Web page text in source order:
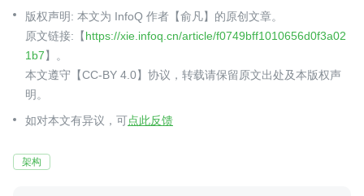
版权声明: 本文为 InfoQ 作者【俞凡】的原创文章。
原文链接:【https://xie.infoq.cn/article/f0749bff1010656d0f3a02
1b7】。
本文遵守【CC-BY 4.0】协议，转载请保留原文出处及本版权声
明。
如对本文有异议，可点此反馈
架构